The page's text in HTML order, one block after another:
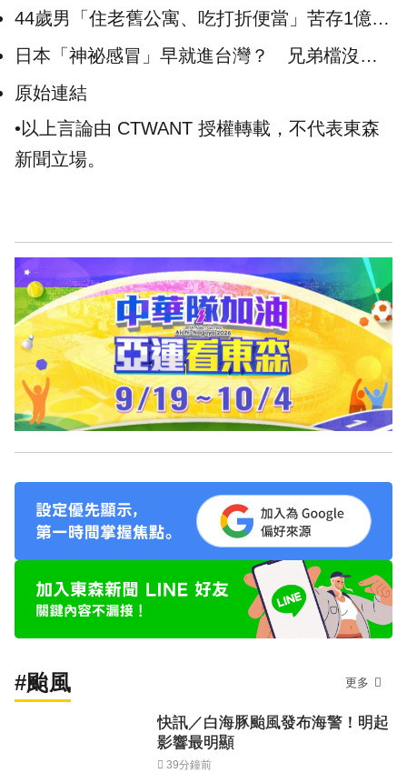
44歲男「住老舊公寓、吃打折便當」苦存1億
險孤獨死才驚覺毫無意義
日本「神祕感冒」早就進台灣？ 兄弟檔沒出
國也高燒狂咳
原始連結
•以上言論由 CTWANT 授權轉載，不代表東森
新聞立場。
#颱風 更多
快訊／白海豚颱風發布海警！明起
影響最明顯
39分鐘前